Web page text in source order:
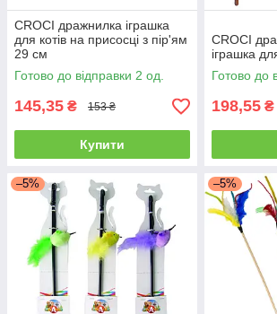
CROCI дражнилка іграшка
для котів на присосці з пір'ям
29 см
Готово до відправки 2 од.
145,35 ₴ 153 ₴
Купити
CROCI
іграшка
Готово до
198,55 ₴
–5% –5%